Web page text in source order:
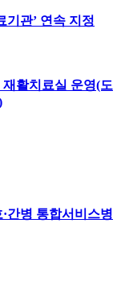
기관’ 연속 지정
재활치료실 운영(도
간병 통합서비스병